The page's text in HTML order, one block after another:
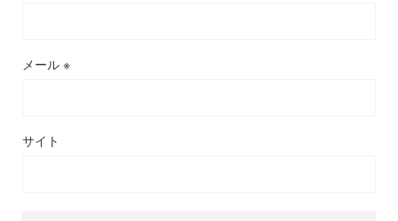
メール ※
サイト